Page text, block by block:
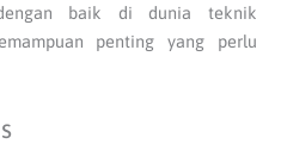
baik di dunia teknik
penting yang perlu